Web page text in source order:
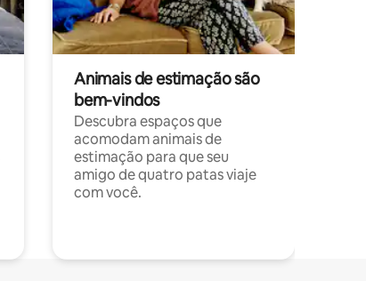
Animais de estimação são
bem-vindos
Descubra espaços que
acomodam animais de
estimação para que seu
amigo de quatro patas viaje
com você.